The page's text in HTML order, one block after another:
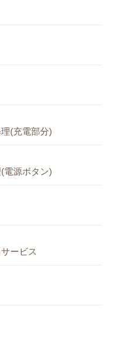
(充電部分)
電源ボタン)
ービス